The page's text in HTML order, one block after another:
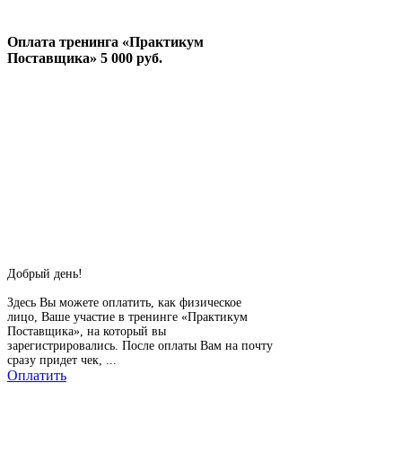
Оплата тренинга «Практикум
Поставщика» 5 000 руб.
Добрый день!
Здесь Вы можете оплатить, как физическое
лицо, Ваше участие в тренинге «Практикум
Поставщика», на который вы
зарегистрировались. После оплаты Вам на почту
сразу придет чек, ...
Оплатить